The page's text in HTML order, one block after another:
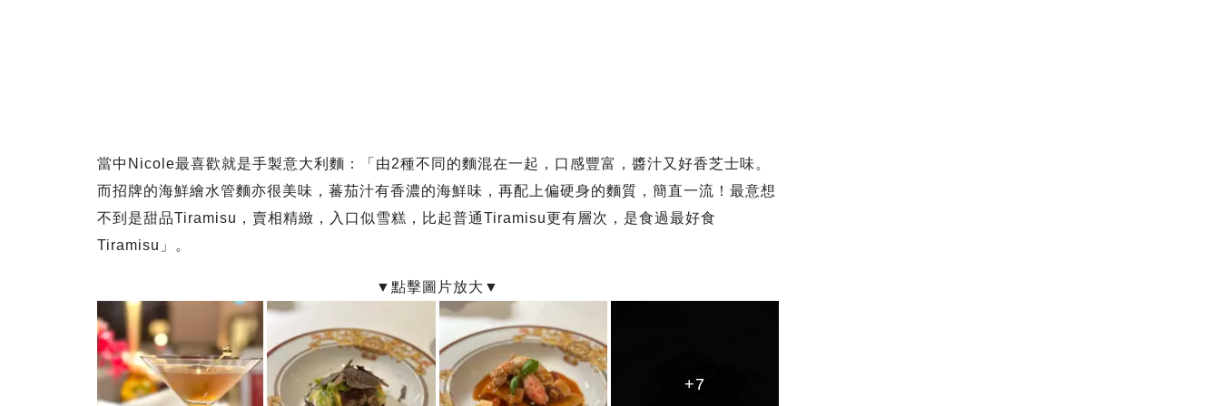
當中Nicole最喜歡就是手製意大利麵：「由2種不同的麵混在一起，口感豐富，醬汁又好香芝士味。
而招牌的海鮮繪水管麵亦很美味，蕃茄汁有香濃的海鮮味，再配上偏硬身的麵質，簡直一流！最意想
不到是甜品Tiramisu，賣相精緻，入口似雪糕，比起普通Tiramisu更有層次，是食過最好食
Tiramisu」。
+7
+7
+7